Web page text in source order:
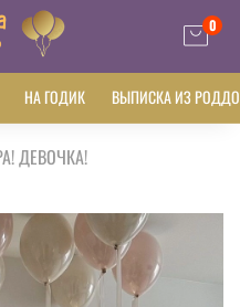
0
НА ГОДИК ВЫПИСКА ИЗ
ДЕВОЧКА!